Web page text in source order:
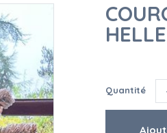
Quantité